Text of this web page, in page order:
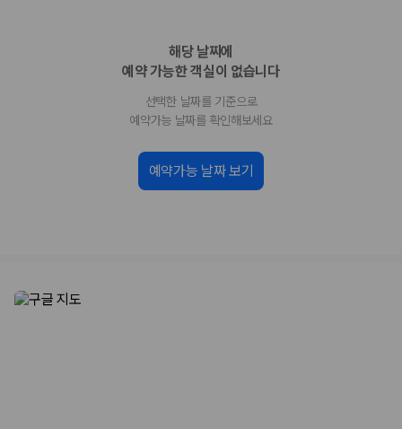
경차, 소형, 준중형, 중형, SUV, 승합차 등 여행
인원에 맞는 차종별 가격을 비교합니다.
제주공항 인수 조건 비교: 셔틀 이동, 인수 위치, 반납 편의성을 함께
비교 후 원하는 차량을 바로 예약할 수 있습니다.
제주렌트카 실시간 가격비교 바로가기
제주렌트카 최저가는 차량 기본요금만으로 판단하기 어렵습니다. 보험 포
해당 날짜에
예약 가능한 객실이 없습니다
선택한 날짜를 기준으로
예약가능 날짜를 확인해보세요
예약가능 날짜 보기